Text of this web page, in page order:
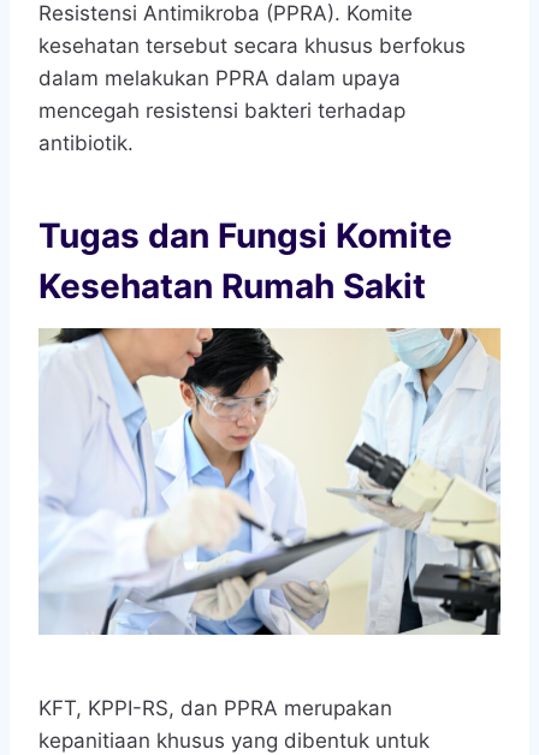
Resistensi Antimikroba (PPRA). Komite
kesehatan tersebut secara khusus berfokus
dalam melakukan PPRA dalam upaya
mencegah resistensi bakteri terhadap
antibiotik.
Tugas dan Fungsi Komite
Kesehatan Rumah Sakit
KFT, KPPI-RS, dan PPRA merupakan
kepanitiaan khusus yang dibentuk untuk